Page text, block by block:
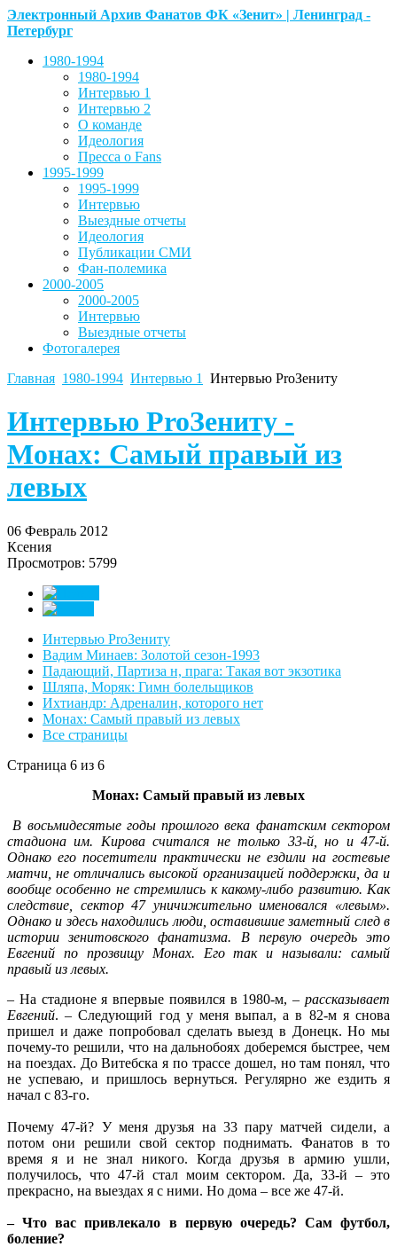
Электронный Архив Фанатов ФК «Зенит» | Ленинград -
Петербург
1980-1994
1980-1994
Интервью 1
Интервью 2
О команде
Идеология
Пресса о Fans
1995-1999
1995-1999
Интервью
Выездные отчеты
Идеология
Публикации СМИ
Фан-полемика
2000-2005
2000-2005
Интервью
Выездные отчеты
Фотогалерея
Главная 1980-1994 Интервью 1 Интервью ProЗениту
Интервью ProЗениту -
Монах: Самый правый из
левых
06 Февраль 2012
Ксения
Просмотров: 5799
Интервью ProЗениту
Вадим Минаев: Золотой сезон-1993
Падающий, Партиза н, прага: Такая вот экзотика
Шляпа, Моряк: Гимн болельщиков
Ихтиандр: Адреналин, которого нет
Монах: Самый правый из левых
Все страницы
Страница 6 из 6
Монах: Самый правый из левых
В восьмидесятые годы прошлого века фанатским сектором
стадиона им. Кирова считался не только 33-й, но и 47-й.
Однако его посетители практически не ездили на гостевые
матчи, не отличались высокой организацией поддержки, да и
вообще особенно не стремились к какому-либо развитию. Как
следствие, сектор 47 уничижительно именовался «левым».
Однако и здесь находились люди, оставившие заметный след в
истории зенитовского фанатизма. В первую очередь это
Евгений по прозвищу Монах. Его так и называли: самый
правый из левых.
– На стадионе я впервые появился в 1980-м, – рассказывает
Евгений. – Следующий год у меня выпал, а в 82-м я снова
пришел и даже попробовал сделать выезд в Донецк. Но мы
почему-то решили, что на дальнобоях доберемся быстрее, чем
на поездах. До Витебска я по трассе дошел, но там понял, что
не успеваю, и пришлось вернуться. Регулярно же ездить я
начал с 83-го.
Почему 47-й? У меня друзья на 33 пару матчей сидели, а
потом они решили свой сектор поднимать. Фанатов в то
время я и не знал никого. Когда друзья в армию ушли,
получилось, что 47-й стал моим сектором. Да, 33-й – это
прекрасно, на выездах я с ними. Но дома – все же 47-й.
– Что вас привлекало в первую очередь? Сам футбол,
боление?